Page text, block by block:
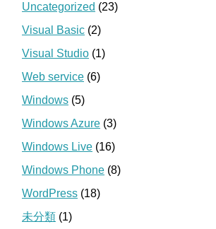
Uncategorized (23)
Visual Basic (2)
Visual Studio (1)
Web service (6)
Windows (5)
Windows Azure (3)
Windows Live (16)
Windows Phone (8)
WordPress (18)
未分類 (1)